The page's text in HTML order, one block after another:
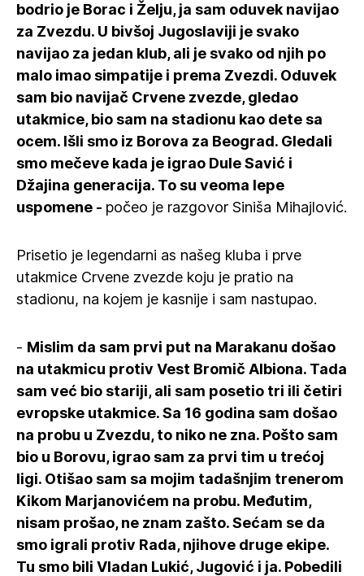
bodrio je Borac i Želju, ja sam oduvek navijao
za Zvezdu. U bivšoj Jugoslaviji je svako
navijao za jedan klub, ali je svako od njih po
malo imao simpatije i prema Zvezdi. Oduvek
sam bio navijač Crvene zvezde, gledao
utakmice, bio sam na stadionu kao dete sa
ocem. Išli smo iz Borova za Beograd. Gledali
smo mečeve kada je igrao Dule Savić i
Džajina generacija. To su veoma lepe
uspomene - počeo je razgovor Siniša Mihajlović.
Prisetio je legendarni as našeg kluba i prve
utakmice Crvene zvezde koju je pratio na
stadionu, na kojem je kasnije i sam nastupao.
- Mislim da sam prvi put na Marakanu došao
na utakmicu protiv Vest Bromič Albiona. Tada
sam već bio stariji, ali sam posetio tri ili četiri
evropske utakmice. Sa 16 godina sam došao
na probu u Zvezdu, to niko ne zna. Pošto sam
bio u Borovu, igrao sam za prvi tim u trećoj
ligi. Otišao sam sa mojim tadašnjim trenerom
Kikom Marjanovićem na probu. Međutim,
nisam prošao, ne znam zašto. Sećam se da
smo igrali protiv Rada, njihove druge ekipe.
Tu smo bili Vladan Lukić, Jugović i ja. Pobedili